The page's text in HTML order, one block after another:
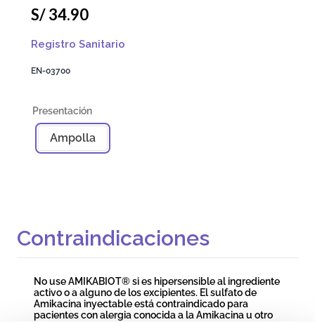
S/34.90
Registro Sanitario
EN-03700
Ampolla
Contraindicaciones
No use AMIKABIOT® si es hipersensible al ingrediente
activo o a alguno de los excipientes. El sulfato de
Amikacina inyectable está contraindicado para
pacientes con alergia conocida a la Amikacina u otro